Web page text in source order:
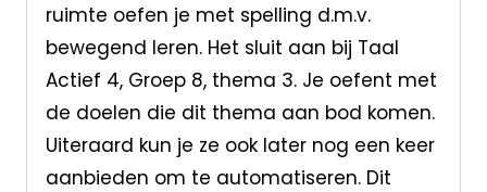
ruimte oefen je met spelling d.m.v.
bewegend leren. Het sluit aan bij Taal
Actief 4, Groep 8, thema 3. Je oefent met
de doelen die dit thema aan bod komen.
Uiteraard kun je ze ook later nog een keer
aanbieden om te automatiseren. Dit